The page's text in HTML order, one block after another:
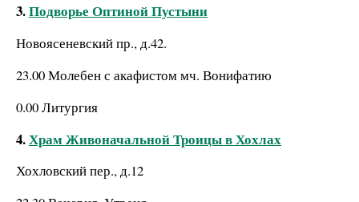
3.Подворье Оптиной Пустыни
Новоясеневский пр., д.42.
23.00 Молебен с акафистом мч. Вонифатию
0.00 Литургия
4.Храм Живоначальной Троицы в Хохлах
Хохловский пер., д.12